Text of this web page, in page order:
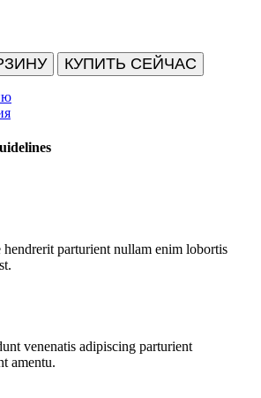
охлаждаемый HICOLD GNE 1111/
КУПИТЬ СЕЙЧАС
hendrerit parturient nullam enim lobortis
venenatis adipiscing parturient
amentu.